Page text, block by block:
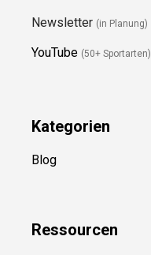
Newsletter (in Planung)
YouTube (50+ Sportarten)
Kategorien
Blog
Ressourcen